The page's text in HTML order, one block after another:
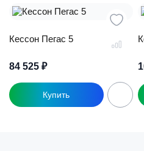
Кессон Пегас 5
84 525 ₽